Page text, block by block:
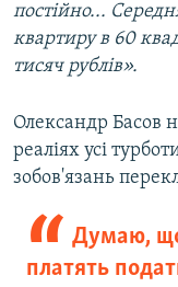
постійно...
квартиру в 60
тисяч рублів».
Олександр Басов
реаліях усі
зобов'язань
Думаю,
платять